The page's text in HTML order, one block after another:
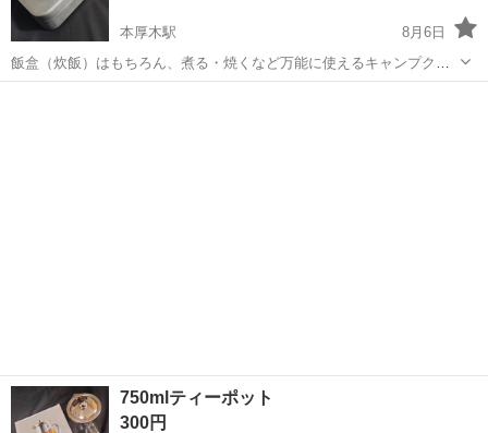
本厚木駅
8月6日
飯盒（炊飯）はもちろん、煮る・焼くなど万能に使えるキャンプクッ
カーです。 ハンドルは折りたたんでコンパクトに収納できます。 サイ
750mlティーポット
300円